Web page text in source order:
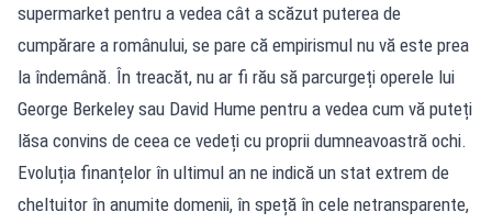
supermarket pentru a vedea cât a scăzut puterea de
cumpărare a românului, se pare că empirismul nu vă este prea
la îndemână. În treacăt, nu ar fi rău să parcurgeți operele lui
George Berkeley sau David Hume pentru a vedea cum vă puteți
lăsa convins de ceea ce vedeți cu proprii dumneavoastră ochi.
Evoluția finanțelor în ultimul an ne indică un stat extrem de
cheltuitor în anumite domenii, în speță în cele netransparente,